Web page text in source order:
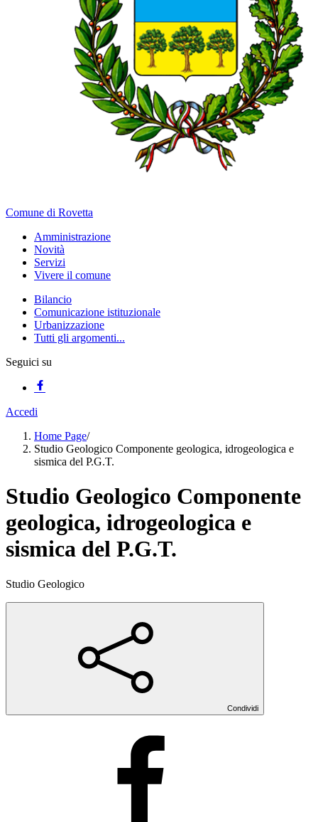
Comune di Rovetta
Amministrazione
Novità
Servizi
Vivere il comune
Bilancio
Comunicazione istituzionale
Urbanizzazione
Tutti gli argomenti...
Seguici su
Accedi
Home Page/
Studio Geologico Componente geologica, idrogeologica e
sismica del P.G.T.
Studio Geologico Componente
geologica, idrogeologica e
sismica del P.G.T.
Studio Geologico
Condividi